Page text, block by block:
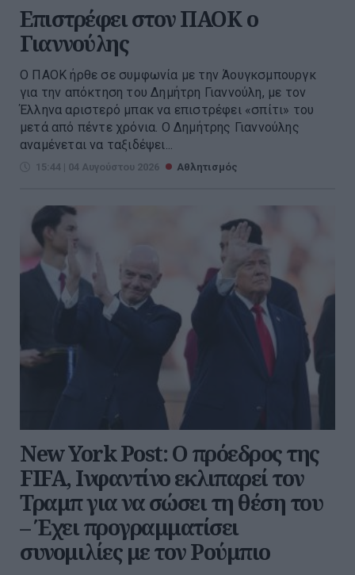
Επιστρέφει στον ΠΑΟΚ ο
Γιαννούλης
Ο ΠΑΟΚ ήρθε σε συμφωνία με την Άουγκσμπουργκ
για την απόκτηση του Δημήτρη Γιαννούλη, με τον
Έλληνα αριστερό μπακ να επιστρέφει «σπίτι» του
μετά από πέντε χρόνια. Ο Δημήτρης Γιαννούλης
αναμένεται να ταξιδέψει...
15:44 | 04 Αυγούστου 2026 Αθλητισμός
New York Post: Ο πρόεδρος της
FIFA, Ινφαντίνο εκλιπαρεί τον
Τραμπ για να σώσει τη θέση του
– Έχει προγραμματίσει
συνομιλίες με τον Ρούμπιο